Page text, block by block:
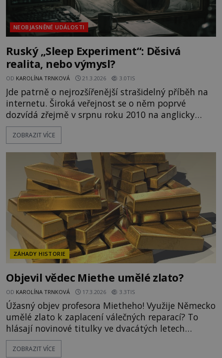
NEOBJASNĚNÉ UDÁLOSTI
Ruský „Sleep Experiment“: Děsivá
realita, nebo výmysl?
OD KAROLÍNA TRNKOVÁ 21.3.2026 3.0TIS
Jde patrně o nejrozšířenější strašidelný příběh na
internetu. Široká veřejnost se o něm poprvé
dozvídá zřejmě v srpnu roku 2010 na anglicky
psaném webu Creepypasta, který zveřejňuje
nejrůznější tajemné příběhy. Někteří
skutečné deníkové záznamy, popisující děsivé
praktiky sovětských vědců na konci druhé světové
války. Je to ale pravda? [gallery size="fu
ZOBRAZIT VÍCE
ZÁHADY HISTORIE
Objevil vědec Miethe umělé zlato?
OD KAROLÍNA TRNKOVÁ 17.3.2026 3.3TIS
Úžasný objev profesora Mietheho! Využije Německo
umělé zlato k zaplacení válečných reparací? To
hlásají novinové titulky ve dvacátých letech
minulého století. A přestože se ukázalo, že
německý fyzik se ve svých závěrech mýlil, lidé o
ZOBRAZIT VÍCE